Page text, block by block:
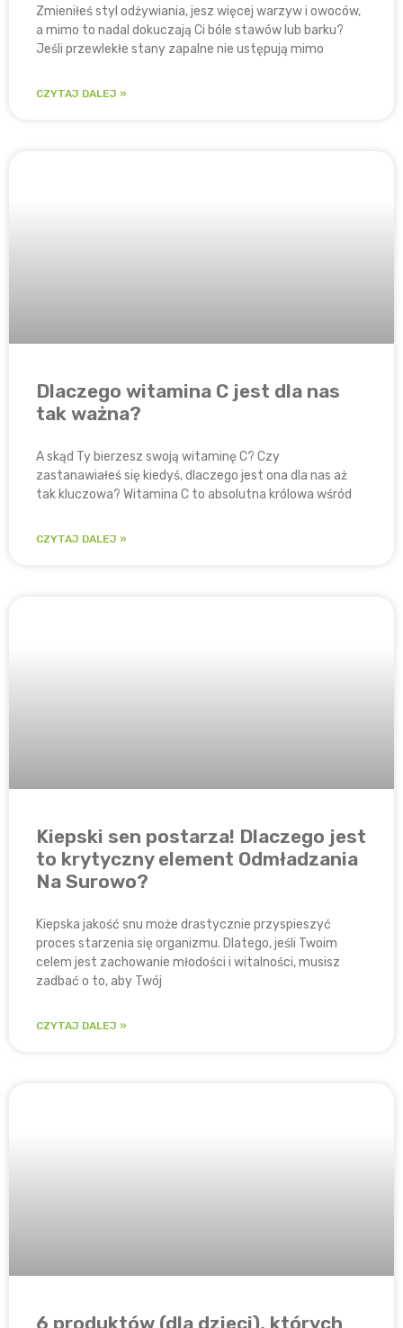
Zmieniłeś styl odżywiania, jesz więcej warzyw i owoców,
a mimo to nadal dokuczają Ci bóle stawów lub barku?
Jeśli przewlekłe stany zapalne nie ustępują mimo
CZYTAJ DALEJ »
Dlaczego witamina C jest dla nas
tak ważna?
A skąd Ty bierzesz swoją witaminę C? Czy
zastanawiałeś się kiedyś, dlaczego jest ona dla nas aż
tak kluczowa? Witamina C to absolutna królowa wśród
CZYTAJ DALEJ »
Kiepski sen postarza! Dlaczego jest
to krytyczny element Odmładzania
Na Surowo?
Kiepska jakość snu może drastycznie przyspieszyć
proces starzenia się organizmu. Dlatego, jeśli Twoim
celem jest zachowanie młodości i witalności, musisz
zadbać o to, aby Twój
CZYTAJ DALEJ »
6 produktów (dla dzieci), których